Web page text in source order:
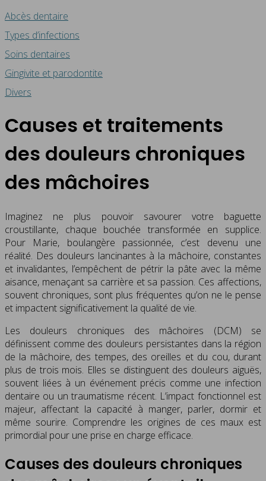
Abcès dentaire
Types d’infections
Soins dentaires
Gingivite et parodontite
Divers
Causes et traitements
des douleurs chroniques
des mâchoires
Imaginez ne plus pouvoir savourer votre baguette
croustillante, chaque bouchée transformée en supplice.
Pour Marie, boulangère passionnée, c’est devenu une
réalité. Des douleurs lancinantes à la mâchoire, constantes
et invalidantes, l’empêchent de pétrir la pâte avec la même
aisance, menaçant sa carrière et sa passion. Ces affections,
souvent chroniques, sont plus fréquentes qu’on ne le pense
et impactent significativement la qualité de vie.
Les douleurs chroniques des mâchoires (DCM) se
définissent comme des douleurs persistantes dans la région
de la mâchoire, des tempes, des oreilles et du cou, durant
plus de trois mois. Elles se distinguent des douleurs aiguës,
souvent liées à un événement précis comme une infection
dentaire ou un traumatisme récent. L’impact fonctionnel est
majeur, affectant la capacité à manger, parler, dormir et
même sourire. Comprendre les origines de ces maux est
primordial pour une prise en charge efficace.
Causes des douleurs chroniques